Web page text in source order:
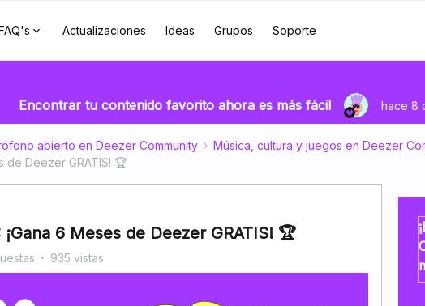
Actualizaciones Ideas Grupos Soporte
Encontrar tu contenido favorito ahora es más fácil hace 8
abierto en Deezer Community
Música, cultura y juegos en Deezer
de Deezer GRATIS! 🏆
6 Meses de Deezer GRATIS! 🏆
935 vistas